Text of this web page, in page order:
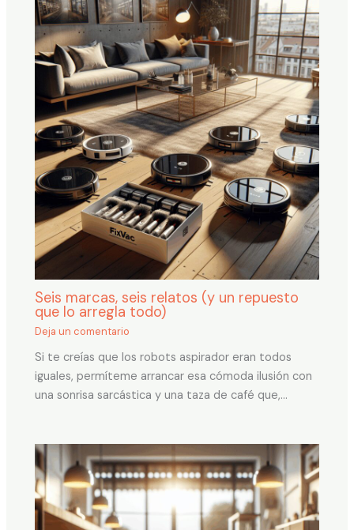
Seis marcas, seis relatos (y un repuesto
que lo arregla todo)
Deja un comentario
Si te creías que los robots aspirador eran todos
iguales, permíteme arrancar esa cómoda ilusión con
una sonrisa sarcástica y una taza de café que,…